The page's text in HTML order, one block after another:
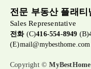
전문 부동산 플래
Sales Representative
전화(C)416-554-8949 (B)
(E)mail@mybesthome.com
Copyright ©MyBestHome